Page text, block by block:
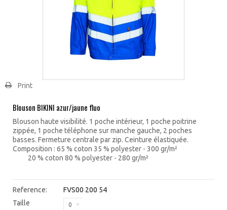
Print
Blouson BIKINI azur/jaune fluo
Blouson haute visibilité. 1 poche intérieur, 1 poche poitrine
zippée, 1 poche téléphone sur manche gauche, 2 poches
basses. Fermeture centrale par zip. Ceinture élastiquée.
Composition : 65 % coton 35 % polyester - 300 gr/m²
20 % coton 80 % polyester - 280 gr/m²
Reference:
FVS00 200 54
Taille
0